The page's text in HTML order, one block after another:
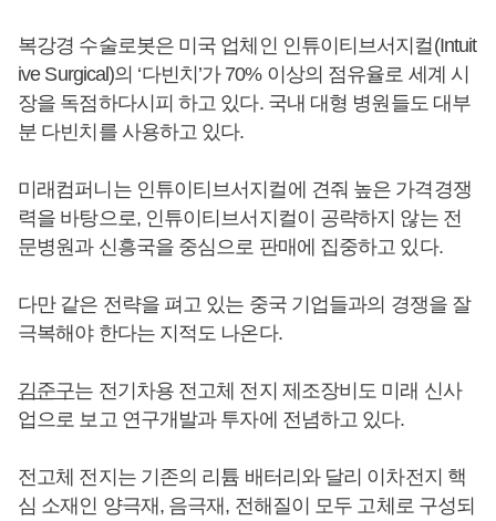
복강경 수술로봇은 미국 업체인 인튜이티브서지컬(Intuit
ive Surgical)의 ‘다빈치’가 70% 이상의 점유율로 세계 시
장을 독점하다시피 하고 있다. 국내 대형 병원들도 대부
분 다빈치를 사용하고 있다.
미래컴퍼니는 인튜이티브서지컬에 견줘 높은 가격경쟁
력을 바탕으로, 인튜이티브서지컬이 공략하지 않는 전
문병원과 신흥국을 중심으로 판매에 집중하고 있다.
다만 같은 전략을 펴고 있는 중국 기업들과의 경쟁을 잘
극복해야 한다는 지적도 나온다.
김준구는 전기차용 전고체 전지 제조장비도 미래 신사
업으로 보고 연구개발과 투자에 전념하고 있다.
전고체 전지는 기존의 리튬 배터리와 달리 이차전지 핵
심 소재인 양극재, 음극재, 전해질이 모두 고체로 구성되